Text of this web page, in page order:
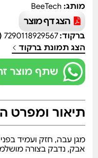
מותג: BeeTech
הצג דף מוצר
ברקוד:7290118929567
הצג תמונת ברקוד
שתף מוצר
תיאור ומפרט
מגן עבה, חזק ועמיד
אבק, נדבק בצורה